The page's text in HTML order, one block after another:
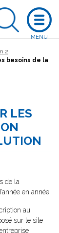
2
besoins de la
LES
de la
en année
au
sur le site